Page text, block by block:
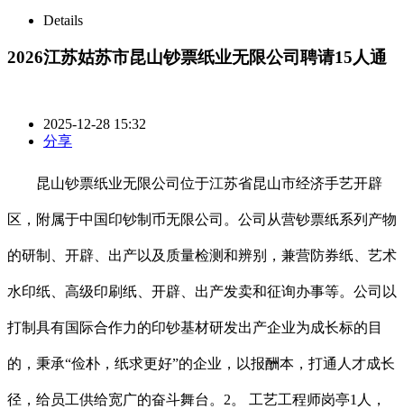
Details
2026江苏姑苏市昆山钞票纸业无限公司聘请15人通
2025-12-28 15:32
分享
昆山钞票纸业无限公司位于江苏省昆山市经济手艺开辟
区，附属于中国印钞制币无限公司。公司从营钞票纸系列产物
的研制、开辟、出产以及质量检测和辨别，兼营防券纸、艺术
水印纸、高级印刷纸、开辟、出产发卖和征询办事等。公司以
打制具有国际合作力的印钞基材研发出产企业为成长标的目
的，秉承“俭朴，纸求更好”的企业，以报酬本，打通人才成长
径，给员工供给宽广的奋斗舞台。2。 工艺工程师岗亭1人，